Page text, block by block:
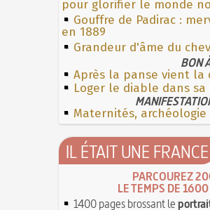
pour glorifier le monde
Gouffre de Padirac :
en 1889
Grandeur d'âme du
BON
Après la panse vient la
Loger le diable dans sa
Maternités,
IL ÉTAIT UNE FRANCE
PARCOUREZ
LE TEMPS DE
1400 pages brossant le